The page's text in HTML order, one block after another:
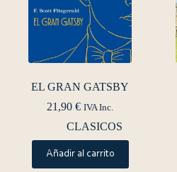
EL GRAN GATSBY
21,90€ IVA Inc.
CLASICOS
Añadir al carrito